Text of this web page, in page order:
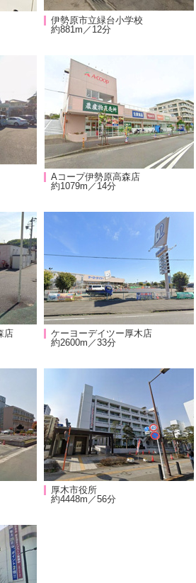
伊勢原市立緑台小学校
約881m／12分
Aコープ伊勢原高森店
約1079m／14分
店
ケーヨーデイツー厚木店
約2600m／33分
厚木市役所
約4448m／56分